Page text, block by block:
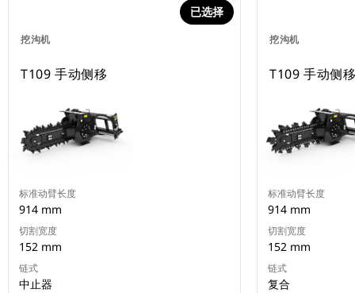
挖沟机
已选择
T109 手动侧移
标准动臂长度
914 mm
切割宽度
152 mm
链式
中止器
挖沟机
T109 手动侧
标准动臂长度
914 mm
切割宽度
152 mm
链式
复合